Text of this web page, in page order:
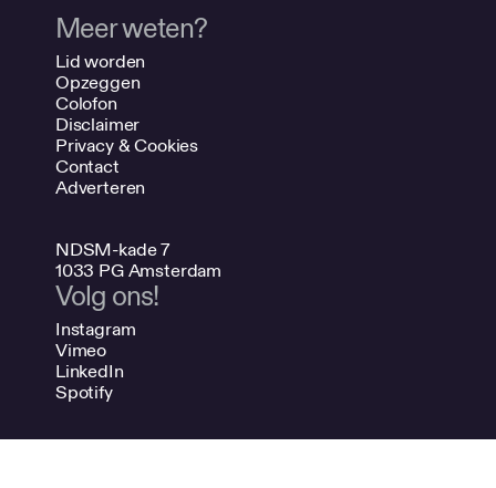
Meer weten?
Lid worden
Opzeggen
Colofon
Disclaimer
Privacy & Cookies
Contact
Adverteren
NDSM-kade 7
1033 PG Amsterdam
Volg ons!
Instagram
Vimeo
LinkedIn
Spotify